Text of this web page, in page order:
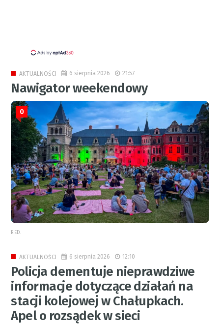
AKTUALNOŚCI 6 sierpnia 2026 21:57
Nawigator weekendowy
0
RED.
AKTUALNOŚCI 6 sierpnia 2026 12:10
Policja dementuje nieprawdziwe
informacje dotyczące działań na
stacji kolejowej w Chałupkach.
Apel o rozsądek w sieci